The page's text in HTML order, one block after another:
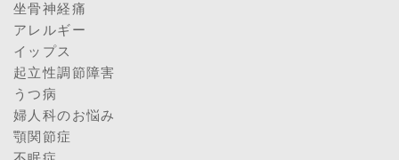
坐骨神経痛
アレルギー
イップス
起立性調節障害
うつ病
婦人科のお悩み
顎関節症